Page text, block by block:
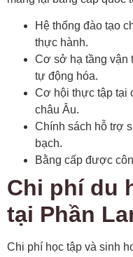
Hệ thống đào tạo
thực hành.
Cơ sở hạ tầng vận
tự động hóa.
Cơ hội thực tập tại
châu Âu.
Chính sách hỗ trợ
bạch.
Bằng cấp được
Chi phí du
tại Phần
Chi phí học tập và sinh